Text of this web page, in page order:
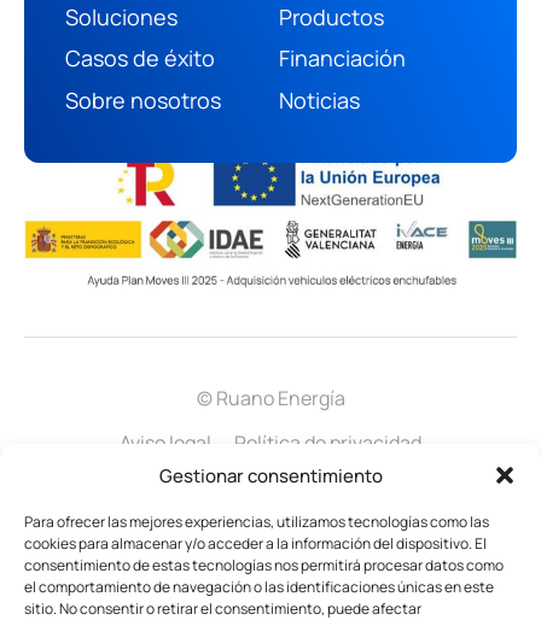
Gestionar consentimiento
Para ofrecer las mejores experiencias, utilizamos tecnologías como las
cookies para almacenar y/o acceder a la información del dispositivo. El
consentimiento de estas tecnologías nos permitirá procesar datos como
el comportamiento de navegación o las identificaciones únicas en este
sitio. No consentir o retirar el consentimiento, puede afectar
Soluciones
Productos
Casos de éxito
Financiación
Sobre nosotros
Noticias
(+34) 966 469 187
info@ruanoenergia.com
© Ruano Energía
Aviso legal
Política de privacidad
Política de cookies
Política gestión integral
Certificado LOPD